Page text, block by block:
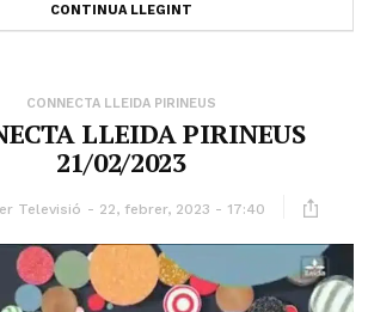
CONTINUA LLEGINT
CONNECTA LLEIDA PIRINEUS
LLEIDA PIRINEUS
21/02/2023
Televisió 22, febrer, 2023 - 17:40